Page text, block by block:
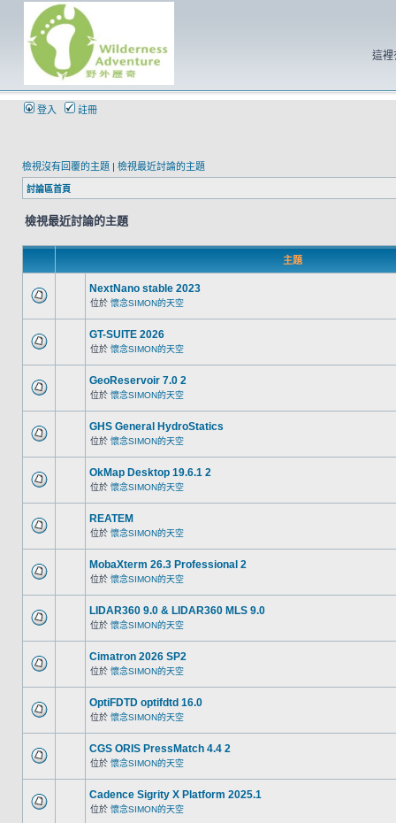
這裡
登入 註冊
檢視沒有回覆的主題 | 檢視最近討論的主題
討論區首頁
檢視最近討論的主題
主題
NextNano stable 2023
位於 懷念SIMON的天空
GT-SUITE 2026
位於 懷念SIMON的天空
GeoReservoir 7.0 2
位於 懷念SIMON的天空
GHS General HydroStatics
位於 懷念SIMON的天空
OkMap Desktop 19.6.1 2
位於 懷念SIMON的天空
REATEM
位於 懷念SIMON的天空
MobaXterm 26.3 Professional 2
位於 懷念SIMON的天空
LIDAR360 9.0 & LIDAR360 MLS 9.0
位於 懷念SIMON的天空
Cimatron 2026 SP2
位於 懷念SIMON的天空
OptiFDTD optifdtd 16.0
位於 懷念SIMON的天空
CGS ORIS PressMatch 4.4 2
位於 懷念SIMON的天空
Cadence Sigrity X Platform 2025.1
位於 懷念SIMON的天空